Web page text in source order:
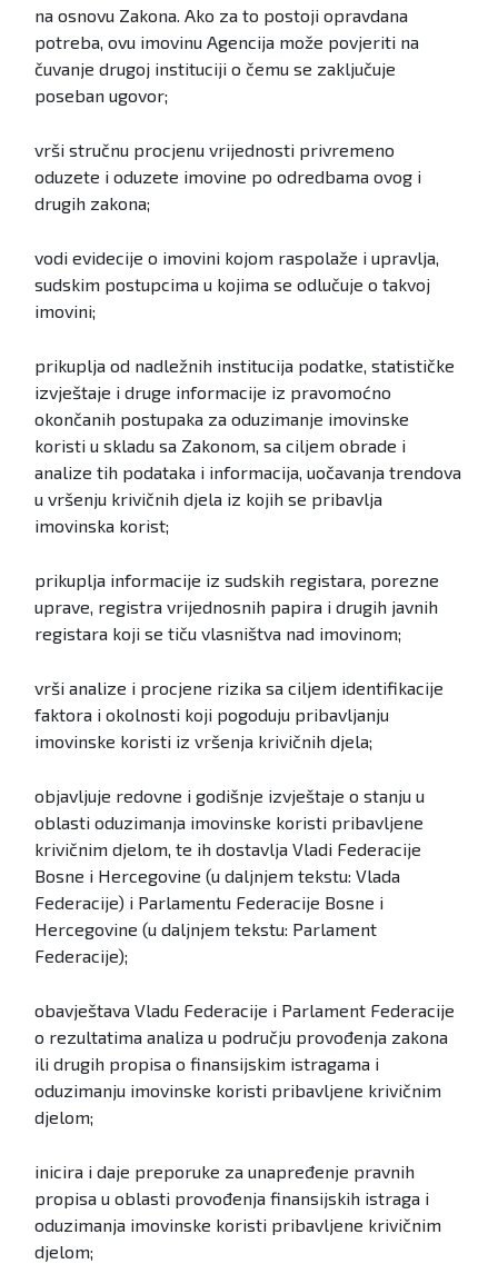
na osnovu Zakona. Ako za to postoji opravdana
potreba, ovu imovinu Agencija može povjeriti na
čuvanje drugoj instituciji o čemu se zaključuje
poseban ugovor;
vrši stručnu procjenu vrijednosti privremeno
oduzete i oduzete imovine po odredbama ovog i
drugih zakona;
vodi evidecije o imovini kojom raspolaže i upravlja,
sudskim postupcima u kojima se odlučuje o takvoj
imovini;
prikuplja od nadležnih institucija podatke, statističke
izvještaje i druge informacije iz pravomoćno
okončanih postupaka za oduzimanje imovinske
koristi u skladu sa Zakonom, sa ciljem obrade i
analize tih podataka i informacija, uočavanja trendova
u vršenju krivičnih djela iz kojih se pribavlja
imovinska korist;
prikuplja informacije iz sudskih registara, porezne
uprave, registra vrijednosnih papira i drugih javnih
registara koji se tiču vlasništva nad imovinom;
vrši analize i procjene rizika sa ciljem identifikacije
faktora i okolnosti koji pogoduju pribavljanju
imovinske koristi iz vršenja krivičnih djela;
objavljuje redovne i godišnje izvještaje o stanju u
oblasti oduzimanja imovinske koristi pribavljene
krivičnim djelom, te ih dostavlja Vladi Federacije
Bosne i Hercegovine (u daljnjem tekstu: Vlada
Federacije) i Parlamentu Federacije Bosne i
Hercegovine (u daljnjem tekstu: Parlament
Federacije);
obavještava Vladu Federacije i Parlament Federacije
o rezultatima analiza u području provođenja zakona
ili drugih propisa o finansijskim istragama i
oduzimanju imovinske koristi pribavljene krivičnim
djelom;
inicira i daje preporuke za unapređenje pravnih
propisa u oblasti provođenja finansijskih istraga i
oduzimanja imovinske koristi pribavljene krivičnim
djelom;